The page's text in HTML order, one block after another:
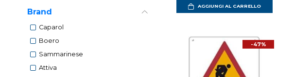
Brand
Caparol
Boero
Sammarinese
Attiva
AGGIUNGI AL CARRELLO
-47%